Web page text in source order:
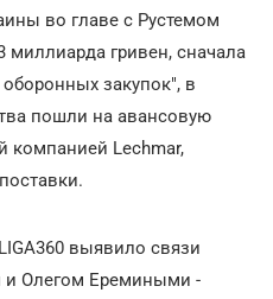
во главе с Рустемом
гривен, сначала
закупок", в
пошли на авансовую
компанией Lechmar,
выявило связи
и Олегом Еремиными -